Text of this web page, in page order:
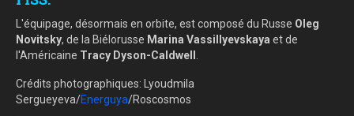
L'équipage, désormais en orbite, est composé du Russe Oleg
Novitsky, de la Biélorusse Marina Vassillyevskaya et de
l'Américaine Tracy Dyson-Caldwell .
Crédits photographiques: Lyoudmila
Sergueyeva/Energuya/Roscosmos